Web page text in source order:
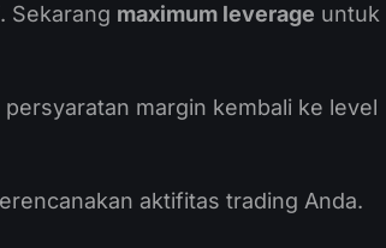
. Sekarang maximum leverage untuk
margin kembali ke level
aktifitas trading Anda.